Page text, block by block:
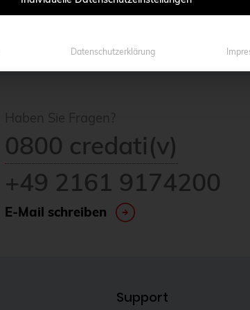
Haben Sie Fragen?
0800 credati(v)
+49 2161 9174200
E-Mail schreiben
Support
Datenschutzerklärung